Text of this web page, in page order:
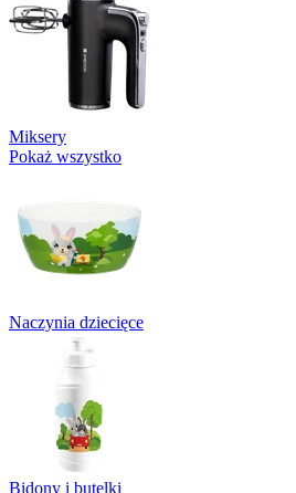
Miksery
Pokaż wszystko
Naczynia dziecięce
Bidony i butelki